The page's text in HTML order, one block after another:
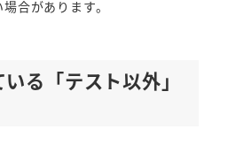
合があります。
る「テスト以外」